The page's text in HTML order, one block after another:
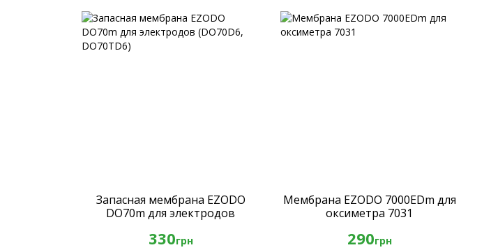
Запасная мембрана EZODO
DO70m для электродов
330грн
Мембрана EZODO 7000EDm для
оксиметра 7031
290грн